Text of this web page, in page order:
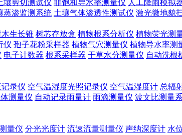
壤剪切测试仪 非饱和导水率测量仪 人工降雨模拟
蒸渗监测系统 土壤气体渗透性测试仪 激光微地貌
木生长锥 树芯存放盒 植物根系分析仪 植物荧光测
仪 孢子花粉采样器 植物气穴测量仪 植物导水率测
电子计数器 根系采样器 干草水分测量仪 自动洗根
录仪 空气温湿度光照记录仪 空气温湿度计 总辐
测量仪 自动记录雨量计 雨滴测量仪 波文比测量
量仪 分光光度计 流速流量测量仪 声纳深度计 水